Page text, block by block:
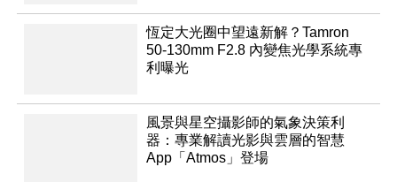
恆定大光圈中望遠新解？Tamron
50-130mm F2.8 內變焦光學系統專
利曝光
風景與星空攝影師的氣象決策利
器：專業解讀光影與雲層的智慧
App「Atmos」登場